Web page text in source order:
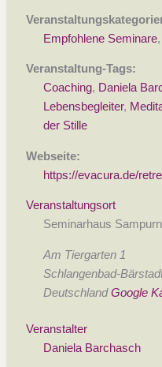
Empfohlene Seminare,
Veranstaltung-Tags:
Coaching, Daniela
Lebensbegleiter,
der Stille
Webseite:
https://evacura.de/
Veranstaltungsort
Seminarhaus
Am Tiergarten 1
Schlangenbad-
Deutschland Google
Veranstalter
Daniela Barchasch